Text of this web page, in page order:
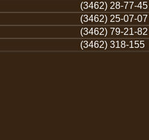
(3462) 28-77-45
(3462) 25-07-07
(3462) 79-21-82
(3462) 318-155